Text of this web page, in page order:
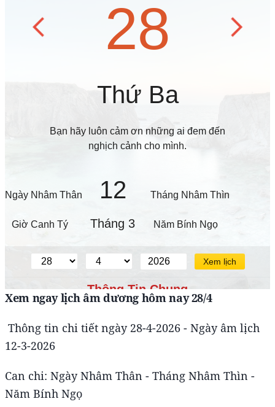
Xem ngay lịch âm dương hôm nay 28/4
Thông tin chi tiết ngày 28-4-2026 - Ngày âm lịch
12-3-2026
Can chi: Ngày Nhâm Thân - Tháng Nhâm Thìn -
Năm Bính Ngọ